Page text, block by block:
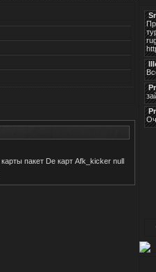
карты пакет De карт Afk_kicker null